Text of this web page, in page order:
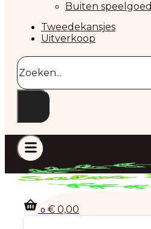
Buiten speelgoed
Tweedekansjes
Uitverkoop
Zoeken
0 € 0,00